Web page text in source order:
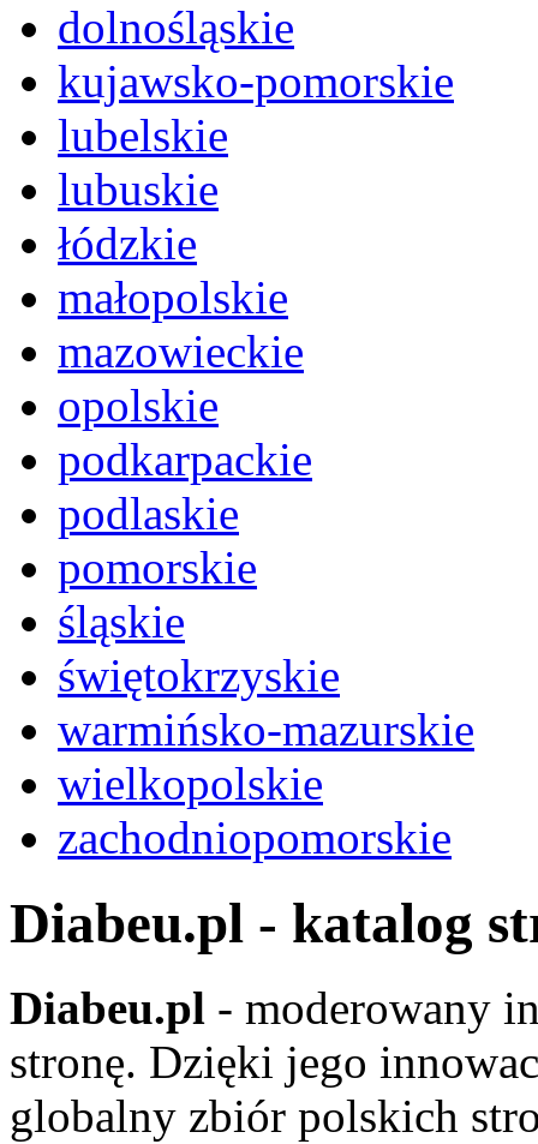
dolnośląskie
kujawsko-pomorskie
lubelskie
lubuskie
łódzkie
małopolskie
mazowieckie
opolskie
podkarpackie
podlaskie
pomorskie
śląskie
świętokrzyskie
warmińsko-mazurskie
wielkopolskie
zachodniopomorskie
Diabeu.pl - katalog
Diabeu.pl - moderowany
stronę. Dzięki jego
globalny zbiór polskich